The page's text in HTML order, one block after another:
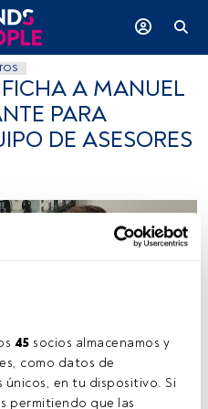
45 socios almacenamos y
como datos de
en tu dispositivo. Si
permitiendo que las
A MANUEL
PARA
DE ASESORES